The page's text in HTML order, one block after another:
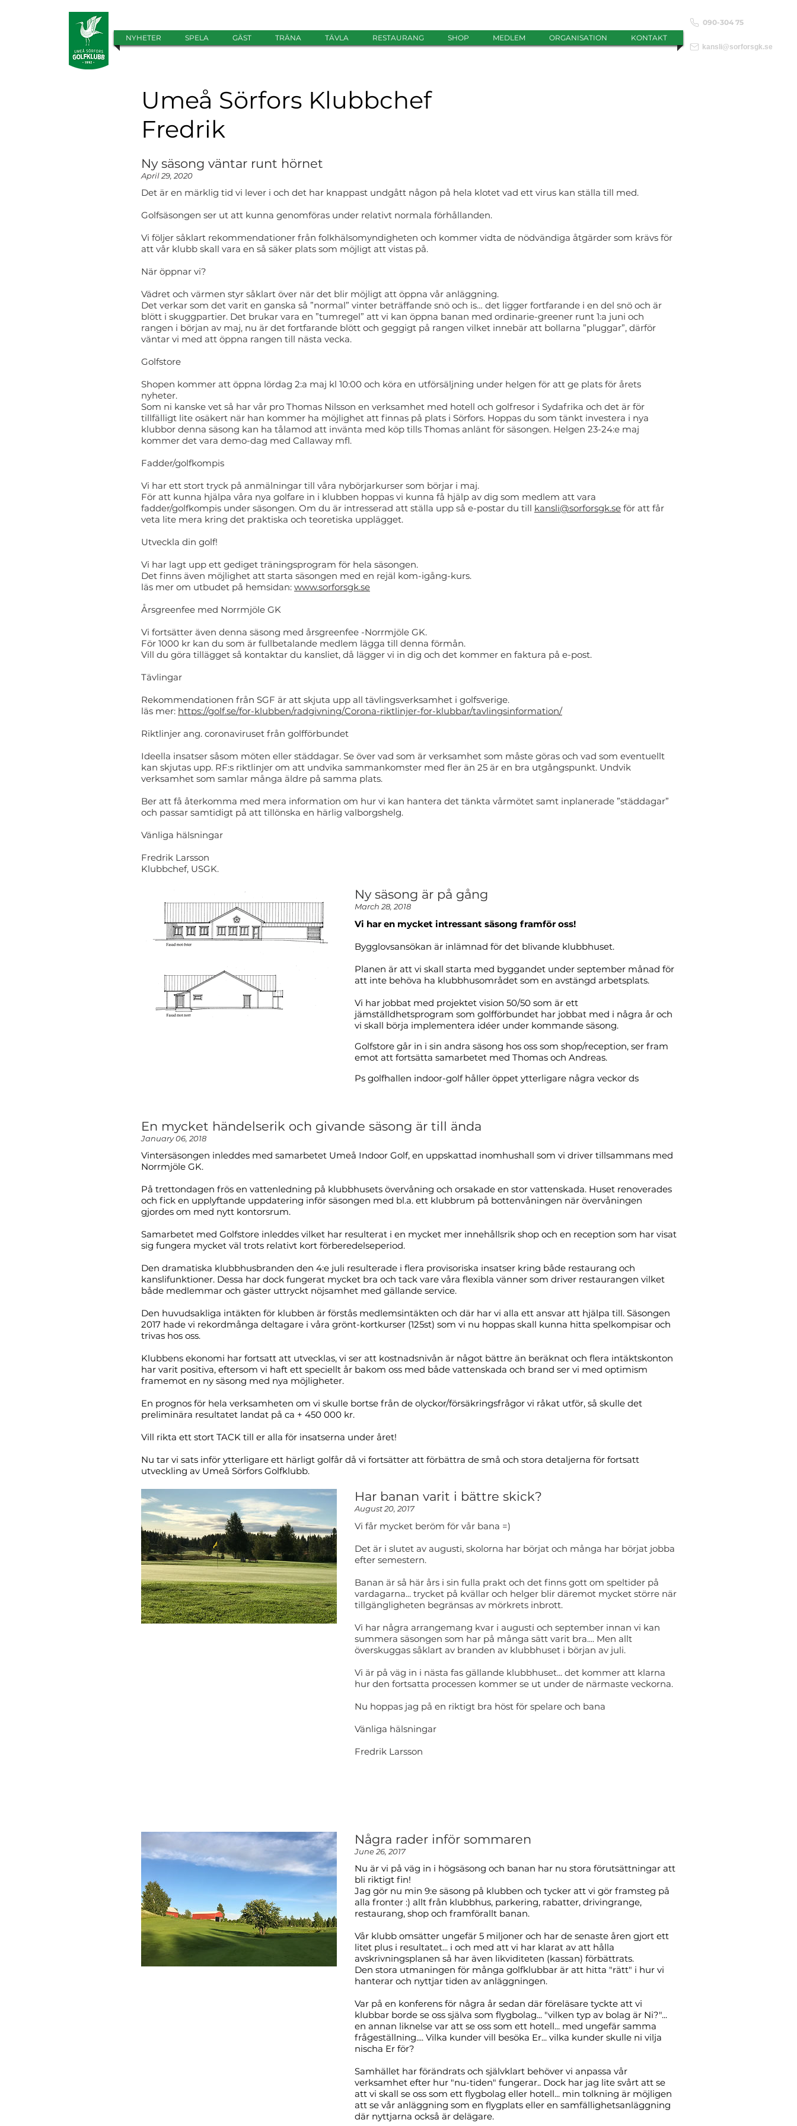
NYHETER SPELA GÄST TRÄNA TÄVLA RESTAURANG SHOP MEDLEM ORGANISATION KONTAKT
090-304 75
kansli@sorforsgk.se
Umeå Sörfors Klubbchef
Fredrik
Ny säsong väntar runt hörnet
April 29, 2020
Det är en märklig tid vi lever i och det har knappast undgått någon på hela klotet vad ett virus kan ställa till med.
Golfsäsongen ser ut att kunna genomföras under relativt normala förhållanden.
Vi följer såklart rekommendationer från folkhälsomyndigheten och kommer vidta de nödvändiga åtgärder som krävs för
att vår klubb skall vara en så säker plats som möjligt att vistas på.
När öppnar vi?
Vädret och värmen styr såklart över när det blir möjligt att öppna vår anläggning.
Det verkar som det varit en ganska så ”normal” vinter beträffande snö och is… det ligger fortfarande i en del snö och är
blött i skuggpartier. Det brukar vara en ”tumregel” att vi kan öppna banan med ordinarie-greener runt 1:a juni och
rangen i början av maj, nu är det fortfarande blött och geggigt på rangen vilket innebär att bollarna ”pluggar”, därför
väntar vi med att öppna rangen till nästa vecka.
Golfstore
Shopen kommer att öppna lördag 2:a maj kl 10:00 och köra en utförsäljning under helgen för att ge plats för årets
nyheter.
Som ni kanske vet så har vår pro Thomas Nilsson en verksamhet med hotell och golfresor i Sydafrika och det är för
tillfälligt lite osäkert när han kommer ha möjlighet att finnas på plats i Sörfors. Hoppas du som tänkt investera i nya
klubbor denna säsong kan ha tålamod att invänta med köp tills Thomas anlänt för säsongen. Helgen 23-24:e maj
kommer det vara demo-dag med Callaway mfl.
Fadder/golfkompis
Vi har ett stort tryck på anmälningar till våra nybörjarkurser som börjar i maj.
För att kunna hjälpa våra nya golfare in i klubben hoppas vi kunna få hjälp av dig som medlem att vara
fadder/golfkompis under säsongen. Om du är intresserad att ställa upp så e-postar du till kansli@sorforsgk.se för att får
veta lite mera kring det praktiska och teoretiska upplägget.
Utveckla din golf!
Vi har lagt upp ett gediget träningsprogram för hela säsongen.
Det finns även möjlighet att starta säsongen med en rejäl kom-igång-kurs.
läs mer om utbudet på hemsidan: www.sorforsgk.se
Årsgreenfee med Norrmjöle GK
Vi fortsätter även denna säsong med årsgreenfee -Norrmjöle GK.
För 1000 kr kan du som är fullbetalande medlem lägga till denna förmån.
Vill du göra tillägget så kontaktar du kansliet, då lägger vi in dig och det kommer en faktura på e-post.
Tävlingar
Rekommendationen från SGF är att skjuta upp all tävlingsverksamhet i golfsverige.
läs mer: https://golf.se/for-klubben/radgivning/Corona-riktlinjer-for-klubbar/tavlingsinformation/
Riktlinjer ang. coronaviruset från golfförbundet
Ideella insatser såsom möten eller städdagar. Se över vad som är verksamhet som måste göras och vad som eventuellt
kan skjutas upp. RF:s riktlinjer om att undvika sammankomster med fler än 25 är en bra utgångspunkt. Undvik
verksamhet som samlar många äldre på samma plats.
Ber att få återkomma med mera information om hur vi kan hantera det tänkta vårmötet samt inplanerade ”städdagar”
och passar samtidigt på att tillönska en härlig valborgshelg.
Vänliga hälsningar
Fredrik Larsson
Klubbchef, USGK.
Ny säsong är på gång
March 28, 2018
Vi har en mycket intressant säsong framför oss!
Bygglovsansökan är inlämnad för det blivande klubbhuset.
Planen är att vi skall starta med byggandet under september månad för
att inte behöva ha klubbhusområdet som en avstängd arbetsplats.
Vi har jobbat med projektet vision 50/50 som är ett
jämställdhetsprogram som golfförbundet har jobbat med i några år och
vi skall börja implementera idéer under kommande säsong.
Golfstore går in i sin andra säsong hos oss som shop/reception, ser fram
emot att fortsätta samarbetet med Thomas och Andreas.
Ps golfhallen indoor-golf håller öppet ytterligare några veckor ds
En mycket händelserik och givande säsong är till ända
January 06, 2018
Vintersäsongen inleddes med samarbetet Umeå Indoor Golf, en uppskattad inomhushall som vi driver tillsammans med
Norrmjöle GK.
På trettondagen frös en vattenledning på klubbhusets övervåning och orsakade en stor vattenskada. Huset renoverades
och fick en upplyftande uppdatering inför säsongen med bl.a. ett klubbrum på bottenvåningen när övervåningen
gjordes om med nytt kontorsrum.
Samarbetet med Golfstore inleddes vilket har resulterat i en mycket mer innehållsrik shop och en reception som har visat
sig fungera mycket väl trots relativt kort förberedelseperiod.
Den dramatiska klubbhusbranden den 4:e juli resulterade i flera provisoriska insatser kring både restaurang och
kanslifunktioner. Dessa har dock fungerat mycket bra och tack vare våra flexibla vänner som driver restaurangen vilket
både medlemmar och gäster uttryckt nöjsamhet med gällande service.
Den huvudsakliga intäkten för klubben är förstås medlemsintäkten och där har vi alla ett ansvar att hjälpa till. Säsongen
2017 hade vi rekordmånga deltagare i våra grönt-kortkurser (125st) som vi nu hoppas skall kunna hitta spelkompisar och
trivas hos oss.
Klubbens ekonomi har fortsatt att utvecklas, vi ser att kostnadsnivån är något bättre än beräknat och flera intäktskonton
har varit positiva, eftersom vi haft ett speciellt år bakom oss med både vattenskada och brand ser vi med optimism
framemot en ny säsong med nya möjligheter.
En prognos för hela verksamheten om vi skulle bortse från de olyckor/försäkringsfrågor vi råkat utför, så skulle det
preliminära resultatet landat på ca + 450 000 kr.
Vill rikta ett stort TACK till er alla för insatserna under året!
Nu tar vi sats inför ytterligare ett härligt golfår då vi fortsätter att förbättra de små och stora detaljerna för fortsatt
utveckling av Umeå Sörfors Golfklubb.
Har banan varit i bättre skick?
August 20, 2017
Vi får mycket beröm för vår bana =)
Det är i slutet av augusti, skolorna har börjat och många har börjat jobba
efter semestern.
Banan är så här års i sin fulla prakt och det finns gott om speltider på
vardagarna... trycket på kvällar och helger blir däremot mycket större när
tillgängligheten begränsas av mörkrets inbrott.
Vi har några arrangemang kvar i augusti och september innan vi kan
summera säsongen som har på många sätt varit bra.... Men allt
överskuggas såklart av branden av klubbhuset i början av juli.
Vi är på väg in i nästa fas gällande klubbhuset... det kommer att klarna
hur den fortsatta processen kommer se ut under de närmaste veckorna.
Nu hoppas jag på en riktigt bra höst för spelare och bana
Vänliga hälsningar
Fredrik Larsson
Några rader inför sommaren
June 26, 2017
Nu är vi på väg in i högsäsong och banan har nu stora förutsättningar att
bli riktigt fin!
Jag gör nu min 9:e säsong på klubben och tycker att vi gör framsteg på
alla fronter :) allt från klubbhus, parkering, rabatter, drivingrange,
restaurang, shop och framförallt banan.
Vår klubb omsätter ungefär 5 miljoner och har de senaste åren gjort ett
litet plus i resultatet... i och med att vi har klarat av att hålla
avskrivningsplanen så har även likviditeten (kassan) förbättrats.
Den stora utmaningen för många golfklubbar är att hitta "rätt" i hur vi
hanterar och nyttjar tiden av anläggningen.
Var på en konferens för några år sedan där föreläsare tyckte att vi
klubbar borde se oss själva som flygbolag... "vilken typ av bolag är Ni?"...
en annan liknelse var att se oss som ett hotell... med ungefär samma
frågeställning.... Vilka kunder vill besöka Er... vilka kunder skulle ni vilja
nischa Er för?
Samhället har förändrats och självklart behöver vi anpassa vår
verksamhet efter hur "nu-tiden" fungerar.. Dock har jag lite svårt att se
att vi skall se oss som ett flygbolag eller hotell... min tolkning är möjligen
att se vår anläggning som en flygplats eller en samfällighetsanläggning
där nyttjarna också är delägare.